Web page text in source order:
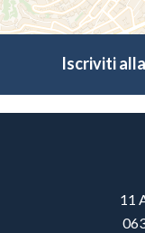
Iscriviti
11